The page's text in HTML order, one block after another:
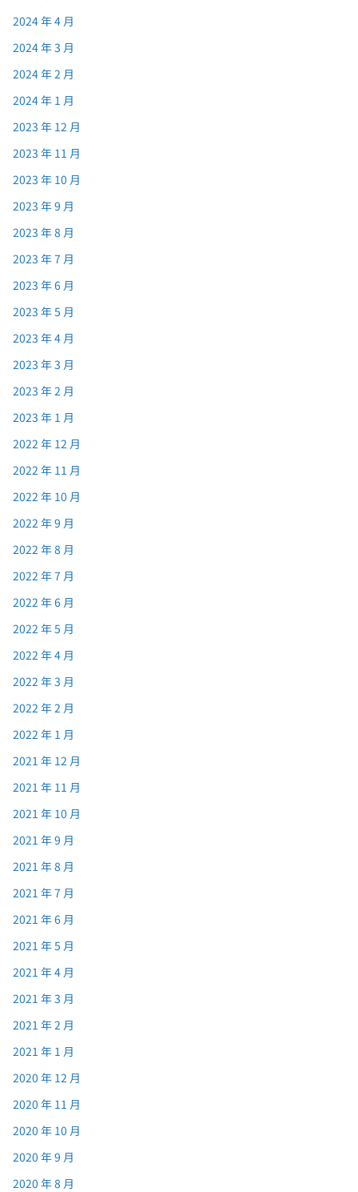
2024 年 4 月
2024 年 3 月
2024 年 2 月
2024 年 1 月
2023 年 12 月
2023 年 11 月
2023 年 10 月
2023 年 9 月
2023 年 8 月
2023 年 7 月
2023 年 6 月
2023 年 5 月
2023 年 4 月
2023 年 3 月
2023 年 2 月
2023 年 1 月
2022 年 12 月
2022 年 11 月
2022 年 10 月
2022 年 9 月
2022 年 8 月
2022 年 7 月
2022 年 6 月
2022 年 5 月
2022 年 4 月
2022 年 3 月
2022 年 2 月
2022 年 1 月
2021 年 12 月
2021 年 11 月
2021 年 10 月
2021 年 9 月
2021 年 8 月
2021 年 7 月
2021 年 6 月
2021 年 5 月
2021 年 4 月
2021 年 3 月
2021 年 2 月
2021 年 1 月
2020 年 12 月
2020 年 11 月
2020 年 10 月
2020 年 9 月
2020 年 8 月